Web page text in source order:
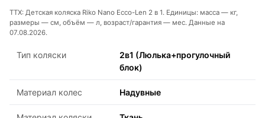
ТТХ: Детская коляска Riko Nano Ecco-Len 2 в 1. Единицы: масса — кг,
размеры — см, объём — л, возраст/гарантия — мес. Данные на
07.08.2026.
Тип коляски
2в1 (Люлька+прогулочный
блок)
Материал колес Надувные